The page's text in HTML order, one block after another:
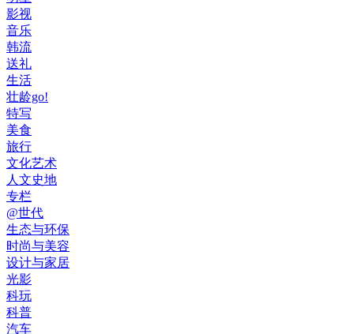
影视
音乐
韩流
送礼
生活
壮龄go!
特写
美食
旅行
文化艺术
人文史地
专栏
@世代
生态与环保
时尚与美容
设计与家居
光影
科玩
科普
汽车